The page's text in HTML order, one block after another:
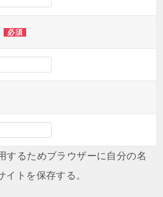
必須
するためブラウザーに自分の名
トを保存する。